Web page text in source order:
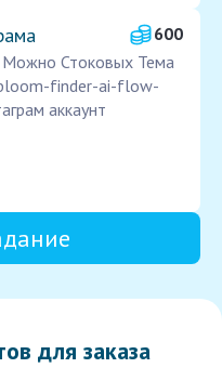
600
Можно Стоковых Тема
finder-ai-flow-
аккаунт
для заказа